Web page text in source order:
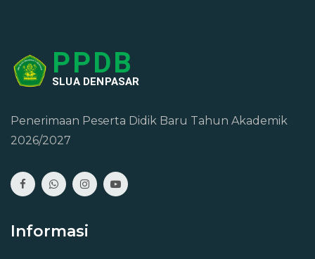
PPDB
SLUA DENPASAR
Penerimaan Peserta Didik Baru Tahun Akademik
2026/2027
Informasi